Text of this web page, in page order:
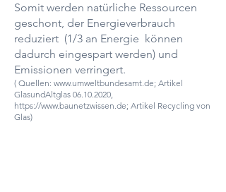
Somit werden natürliche Ressourcen
geschont, der Energieverbrauch
reduziert (1/3 an Energie können
dadurch eingespart werden) und
Emissionen verringert.
( Quellen: www.umweltbundesamt.de; Artikel
GlasundAltglas 06.10.2020,
https://www.baunetzwissen.de; Artikel Recycling von
Glas)